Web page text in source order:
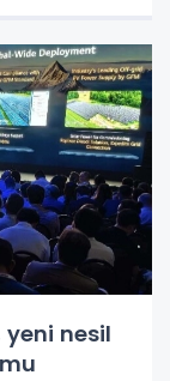
yeni nesil